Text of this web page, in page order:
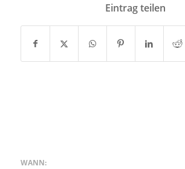
Eintrag teilen
WANN: